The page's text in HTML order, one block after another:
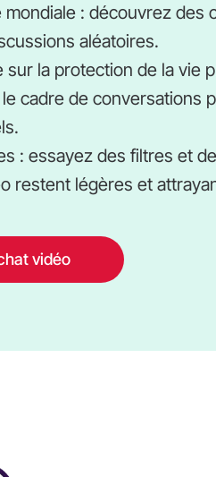
mondiale : découvrez des
aléatoires.
sur la protection de la vie
cadre de conversations
: essayez des filtres et
restent légères et
vidéo